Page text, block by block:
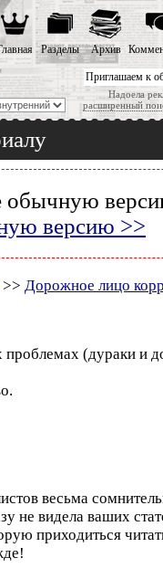
Приглашаем к
Надоела
расширенный
Разделы Архив
обычную
версию >>
>> Дорожное лицо
проблемах (дураки и
весьма
не видела ваших
приходиться